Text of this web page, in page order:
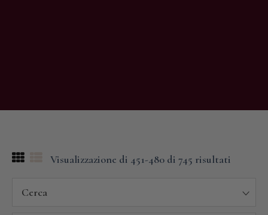
Visualizzazione di 451-480 di 745 risultati
Cerca